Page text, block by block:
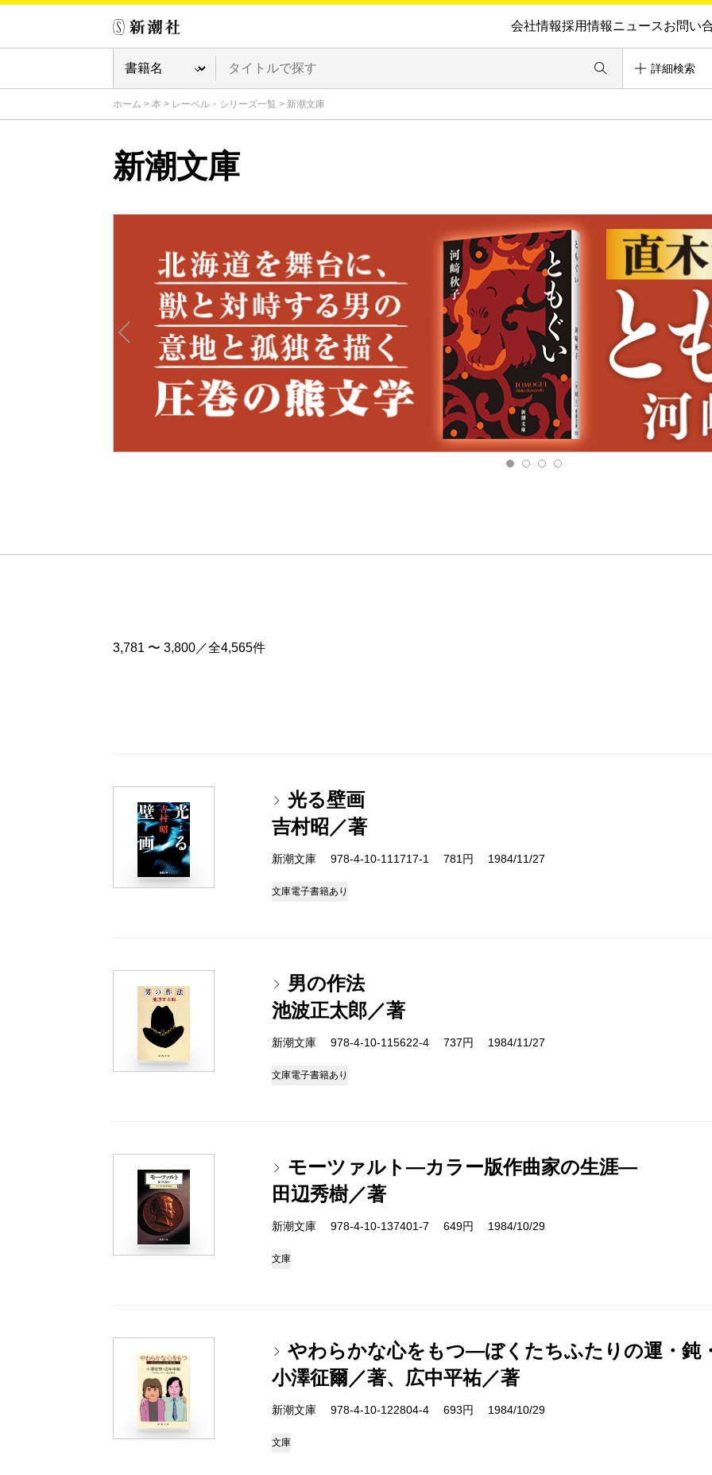
会社情報採用情報ニュースお問い
詳細検索
ホーム > 本 > レーベル・シリーズ一覧 > 新潮文庫
新潮文庫
3,781 〜 3,800／全4,565件
光る壁画
吉村昭／著
新潮文庫 978-4-10-111717-1 781円 1984/11/27
文庫電子書籍あり
男の作法
池波正太郎／著
新潮文庫 978-4-10-115622-4 737円 1984/11/27
文庫電子書籍あり
モーツァルト―カラー版作曲家の生涯―
田辺秀樹／著
新潮文庫 978-4-10-137401-7 649円 1984/10/29
文庫
やわらかな心をもつ―ぼくたちふたりの運・鈍
小澤征爾／著、広中平祐／著
新潮文庫 978-4-10-122804-4 693円 1984/10/29
文庫